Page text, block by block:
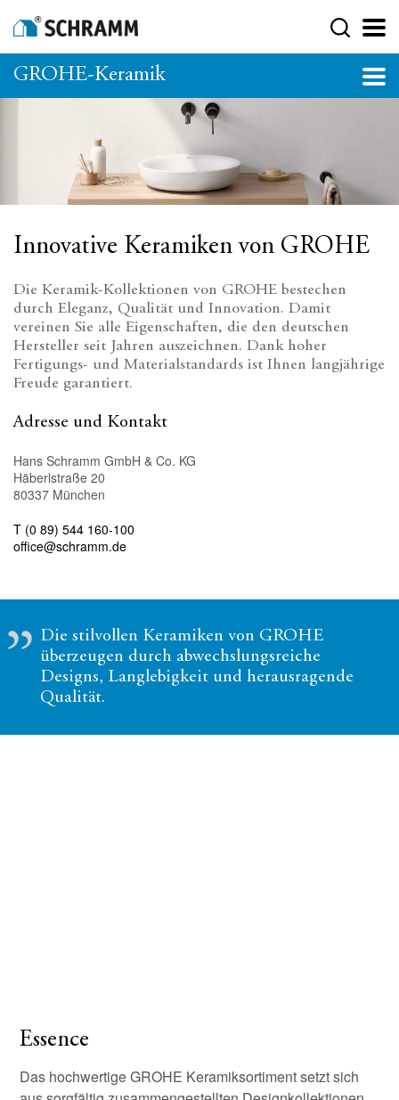
GROHE-Keramik
Innovative Keramiken von GROHE
Die Keramik-Kollektionen von GROHE bestechen
durch Eleganz, Qualität und Innovation. Damit
vereinen Sie alle Eigenschaften, die den deutschen
Hersteller seit Jahren auszeichnen. Dank hoher
Fertigungs- und Materialstandards ist Ihnen langjährige
Freude garantiert.
Adresse und Kontakt
Hans Schramm GmbH & Co. KG
Häberlstraße 20
80337 München
T (0 89) 544 160-100
office@schramm.de
Die stilvollen Keramiken von GROHE
überzeugen durch abwechslungsreiche
Designs, Langlebigkeit und herausragende
Qualität.
Essence
Das hochwertige GROHE Keramiksortiment setzt sich